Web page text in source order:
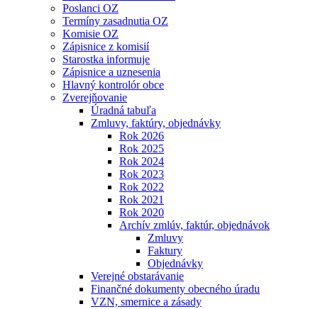
Poslanci OZ
Termíny zasadnutia OZ
Komisie OZ
Zápisnice z komisií
Starostka informuje
Zápisnice a uznesenia
Hlavný kontrolór obce
Zverejňovanie
Úradná tabuľa
Zmluvy, faktúry, objednávky
Rok 2026
Rok 2025
Rok 2024
Rok 2023
Rok 2022
Rok 2021
Rok 2020
Archív zmlúv, faktúr, objednávok
Zmluvy
Faktury
Objednávky
Verejné obstarávanie
Finančné dokumenty obecného úradu
VZN, smernice a zásady